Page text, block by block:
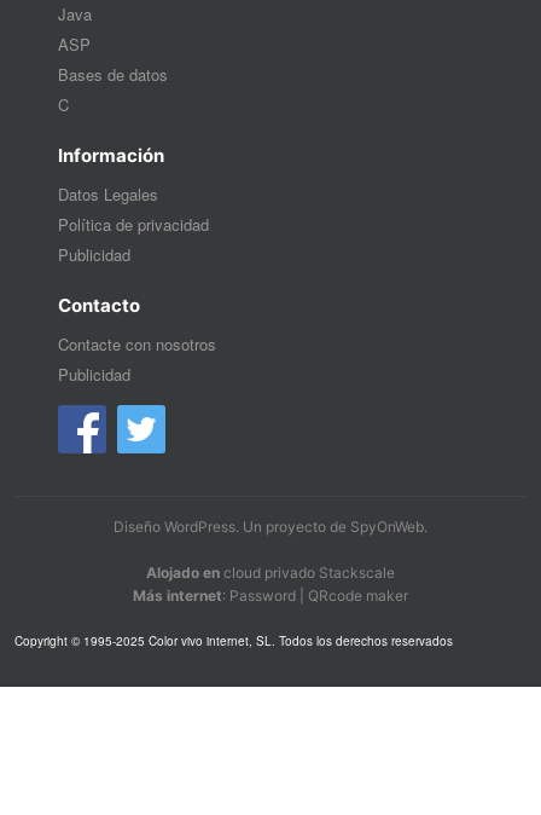
Java
ASP
Bases de datos
C
Información
Datos Legales
Política de privacidad
Publicidad
Contacto
Contacte con nosotros
Publicidad
Diseño WordPress. Un proyecto de SpyOnWeb.
Alojado en cloud privado Stackscale
Más internet: Password QRcode maker
Copyright © 1995-2025 Color vivo internet, SL. Todos los derechos reservados